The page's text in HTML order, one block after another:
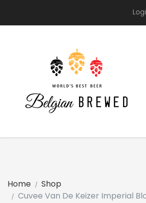
Home
Shop
Cuvee Van De Keizer Imperial